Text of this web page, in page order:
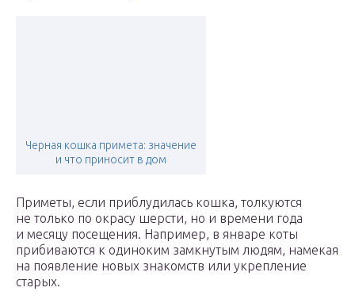
Черная кошка примета: значение
и что приносит в дом
Приметы, если приблудилась кошка, толкуются
не только по окрасу шерсти, но и времени года
и месяцу посещения. Например, в январе коты
прибиваются к одиноким замкнутым людям, намекая
на появление новых знакомств или укрепление
старых.